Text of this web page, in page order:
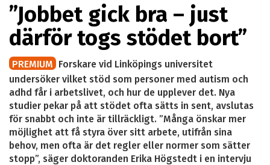
”Jobbet gick bra – just
därför togs stödet bort”
PREMIUM Forskare vid Linköpings universitet
undersöker vilket stöd som personer med autism och
adhd får i arbetslivet, och hur de upplever det. Nya
studier pekar på att stödet ofta sätts in sent, avslutas
för snabbt och inte är tillräckligt. ”Många önskar mer
möjlighet att få styra över sitt arbete, utifrån sina
behov, men ofta är det regler eller normer som sätter
stopp”, säger doktoranden Erika Högstedt i en intervju